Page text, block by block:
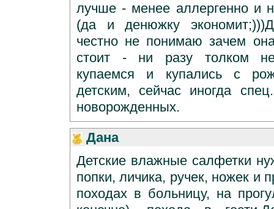
лучше - менее аллергенно и
(да и денюжку
честно не понимаю зачем
стоит - ни разу толком не
купаемся и купались с
детским, сейчас иногда
новорожденных.
Дана
Детские влажные салфетки
попки, личика, ручек, ножек и
походах в больницу, на